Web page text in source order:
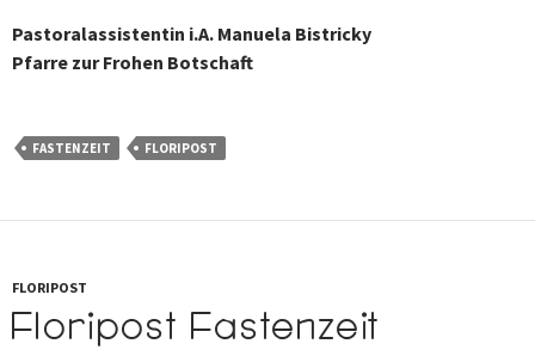
Pastoralassistentin i.A. Manuela Bistricky
Pfarre zur Frohen Botschaft
FASTENZEIT FLORIPOST
FLORIPOST
Floripost Fastenzeit